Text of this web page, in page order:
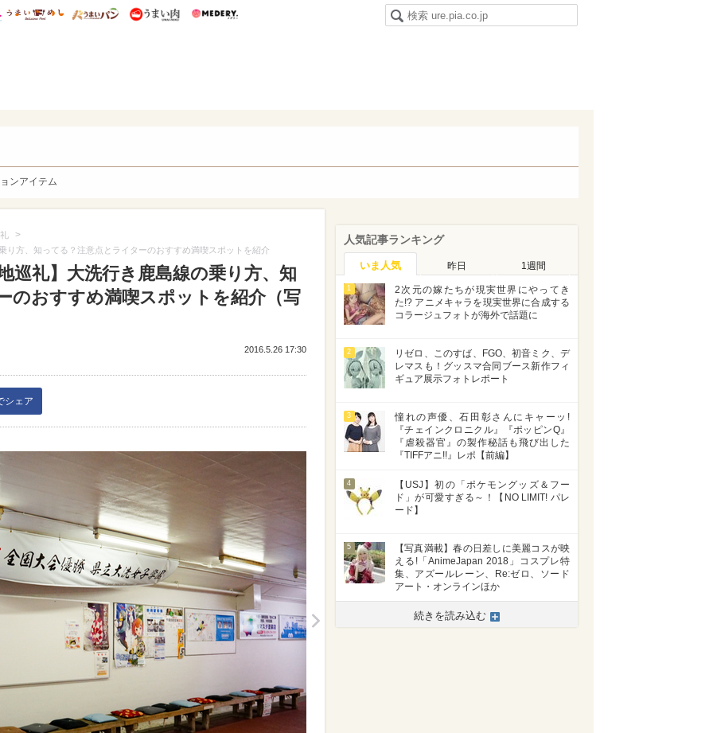
研 ディズニー特集
mimot. うまいめし うまいパン うまい肉
ンアイテム
>
り方、知ってる？注意点とライターのおすすめ満喫スポットを紹介
巡礼】大洗行き鹿島線の乗り方、知
のおすすめ満喫スポットを紹介（写
2016.5.26 17:30
シェア
人気記事ランキング
いま人気 昨日 1週間
1
2次元の嫁たちが現実世界にやってき
た!? アニメキャラを現実世界に合成する
コラージュフォトが海外で話題に
2
リゼロ、このすば、FGO、初音ミク、デ
レマスも！グッスマ合同ブース新作フィ
ギュア展示フォトレポート
3
憧れの声優、石田彰さんにキャーッ!
『チェインクロニクル』『ポッピンQ』
『虐殺器官』の製作秘話も飛び出した
『TIFFアニ!!』レポ【前編】
4
【USJ】初の「ポケモングッズ＆フー
ド」が可愛すぎる～！【NO LIMIT! パレ
ード】
5
【写真満載】春の日差しに美麗コスが映
える!「AnimeJapan 2018」コスプレ特
集、アズールレーン、Re:ゼロ、ソード
アート・オンラインほか
続きを読み込む